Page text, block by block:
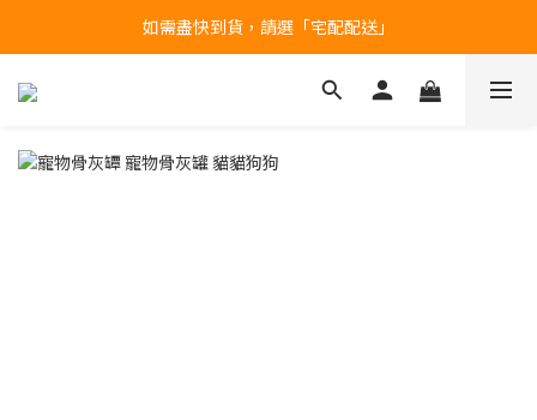
台北民權門市，現貨展示中
如需盡快到貨，請選「宅配配送」
產品均備有現貨，下單後最快當天即可出貨